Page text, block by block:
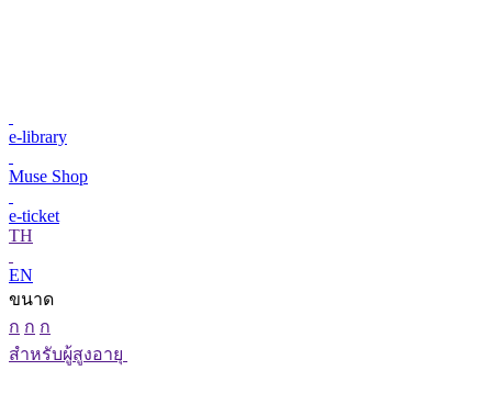
e-library
Muse Shop
e-ticket
TH
EN
ขนาด
ก ก ก
สำหรับผู้สูงอายุ